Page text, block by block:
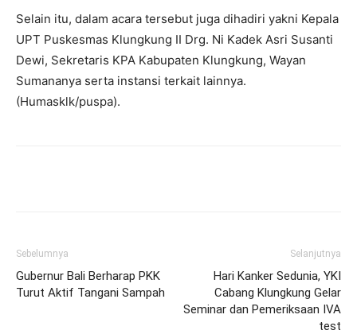
Selain itu, dalam acara tersebut juga dihadiri yakni Kepala
UPT Puskesmas Klungkung II Drg. Ni Kadek Asri Susanti
Dewi, Sekretaris KPA Kabupaten Klungkung, Wayan
Sumananya serta instansi terkait lainnya.
(Humasklk/puspa).
Sebelumnya
Gubernur Bali Berharap PKK
Turut Aktif Tangani Sampah
Selanjutnya
Hari Kanker Sedunia, YKI
Cabang Klungkung Gelar
Seminar dan Pemeriksaan IVA
test